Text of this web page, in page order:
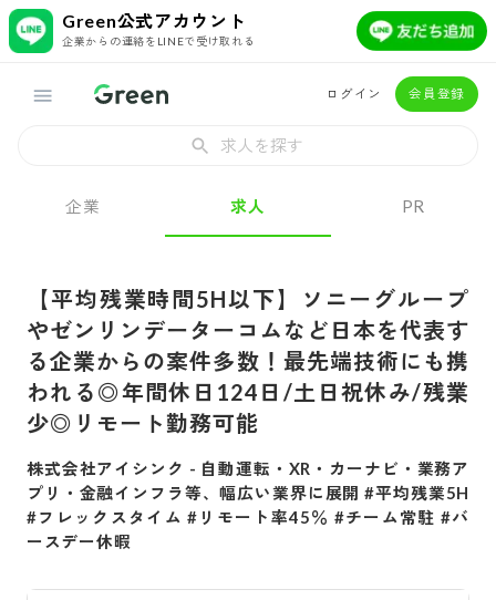
Green公式アカウント
企業からの連絡をLINEで受け取れる
ログイン 会員登録
求人を探す
企業 求人 PR
【平均残業時間5H以下】ソニーグループ
やゼンリンデーターコムなど日本を代表す
る企業からの案件多数！最先端技術にも携
われる◎年間休日124日/土日祝休み/残業
少◎リモート勤務可能
株式会社アイシンク - 自動運転・XR・カーナビ・業務ア
プリ・金融インフラ等、幅広い業界に展開 #平均残業5H
#フレックスタイム #リモート率45％ #チーム常駐 #バ
ースデー休暇